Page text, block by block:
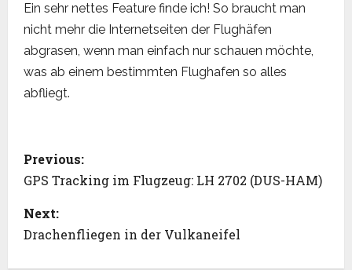
Ein sehr nettes Feature finde ich! So braucht man
nicht mehr die Internetseiten der Flughäfen
abgrasen, wenn man einfach nur schauen möchte,
was ab einem bestimmten Flughafen so alles
abfliegt.
P
o
s
Previous:
GPS Tracking im Flugzeug: LH 2702 (DUS-HAM)
Next:
Drachenfliegen in der Vulkaneifel